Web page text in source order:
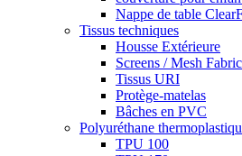
Nappe de table
Tissus techniques
Housse Extérieure
Screens / Mesh
Tissus URI
Protège-matelas
Bâches en PVC
Polyuréthane
TPU 100